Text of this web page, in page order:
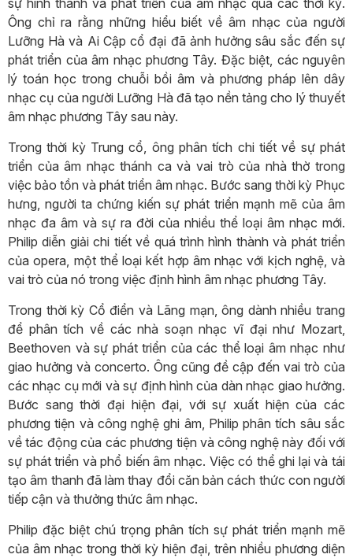
Ông chỉ ra rằng những hiểu biết về âm nhạc của người
Lưỡng Hà và Ai Cập cổ đại đã ảnh hưởng sâu sắc đến sự
phát triển của âm nhạc phương Tây. Đặc biệt, các nguyên
lý toán học trong chuỗi bồi âm và phương pháp lên dây
nhạc cụ của người Lưỡng Hà đã tạo nền tảng cho lý thuyết
âm nhạc phương Tây sau này.
Trong thời kỳ Trung cổ, ông phân tích chi tiết về sự phát
triển của âm nhạc thánh ca và vai trò của nhà thờ trong
việc bảo tồn và phát triển âm nhạc. Bước sang thời kỳ Phục
hưng, người ta chứng kiến sự phát triển mạnh mẽ của âm
nhạc đa âm và sự ra đời của nhiều thể loại âm nhạc mới.
Philip diễn giải chi tiết về quá trình hình thành và phát triển
của opera, một thể loại kết hợp âm nhạc với kịch nghệ, và
vai trò của nó trong việc định hình âm nhạc phương Tây.
Trong thời kỳ Cổ điển và Lãng mạn, ông dành nhiều trang
để phân tích về các nhà soạn nhạc vĩ đại như Mozart,
Beethoven và sự phát triển của các thể loại âm nhạc như
giao hưởng và concerto. Ông cũng đề cập đến vai trò của
các nhạc cụ mới và sự định hình của dàn nhạc giao hưởng.
Bước sang thời đại hiện đại, với sự xuất hiện của các
phương tiện và công nghệ ghi âm, Philip phân tích sâu sắc
về tác động của các phương tiện và công nghệ này đối với
sự phát triển và phổ biến âm nhạc. Việc có thể ghi lại và tái
tạo âm thanh đã làm thay đổi căn bản cách thức con người
tiếp cận và thưởng thức âm nhạc.
Philip đặc biệt chú trọng phân tích sự phát triển mạnh mẽ
của âm nhạc trong thời kỳ hiện đại, trên nhiều phương diện